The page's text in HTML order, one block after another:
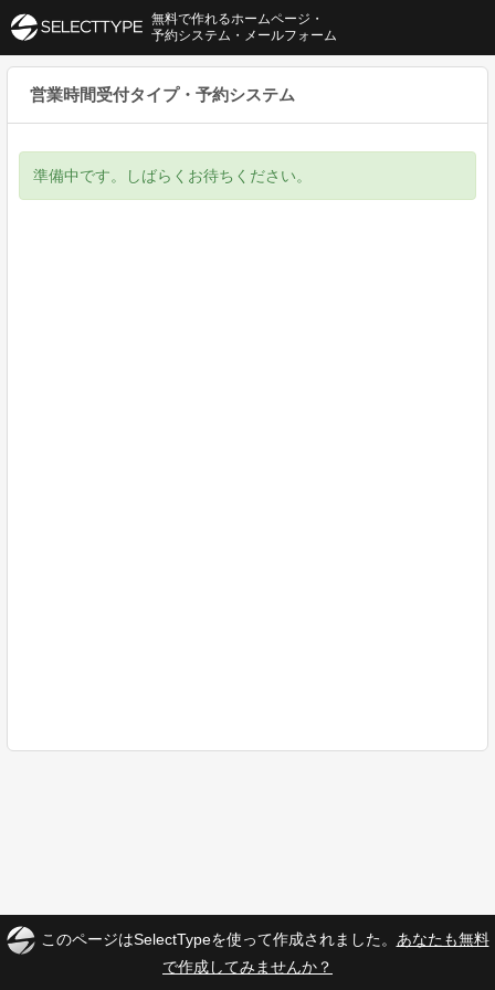
営業時間受付タイプ・予約システム
準備中です。しばらくお待ちください。
無料で作れるホームページ・
予約システム・メールフォーム
このページはSelectTypeを使って作成されました。 あなたも無料
で作成してみませんか？